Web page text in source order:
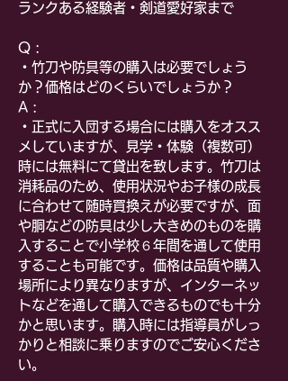
ランクある経験者・剣道愛好家まで
Q :
・竹刀や防具等の購入は必要でしょう
か？価格はどのくらいでしょうか？
A :
・正式に入団する場合には購入をオスス
メしていますが、見学・体験（複数可）
時には無料にて貸出を致します。竹刀は
消耗品のため、使用状況やお子様の成長
に合わせて随時買換えが必要ですが、面
や胴などの防具は少し大きめのものを購
入することで小学校６年間を通して使用
することも可能です。価格は品質や購入
場所により異なりますが、インターネッ
トなどを通して購入できるものでも十分
かと思います。購入時には指導員がしっ
かりと相談に乗りますのでご安心くださ
い。